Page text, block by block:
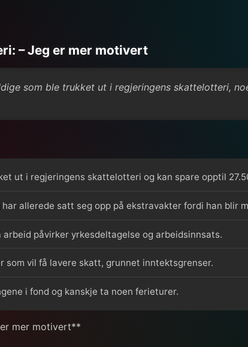
– Jeg er mer motivert
som ble trukket ut i regjeringens skattelotteri,
ut i regjeringens skattelotteri og kan spare opptil
allerede satt seg opp på ekstravakter fordi han blir
påvirker yrkesdeltagelse og arbeidsinnsats.
som vil få lavere skatt, grunnet inntektsgrenser.
i fond og kanskje ta noen ferieturer.
mer motivert**